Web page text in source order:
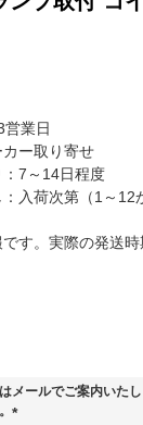
営業日
カー取り寄せ
7～14日程度
入荷次第（1～12
す。実際の発送
メールでご案内いた